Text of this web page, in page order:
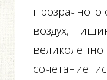
прозрачного
воздух,
сочетание